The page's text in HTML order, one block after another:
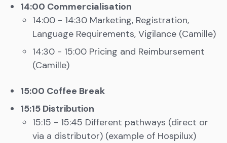
14:00 Commercialisation
14:00 - 14:30 Marketing, Registration,
Language Requirements, Vigilance (Camille)
14:30 - 15:00 Pricing and Reimbursement
(Camille)
15:00 Coffee Break
15:15 Distribution
15:15 - 15:45 Different pathways (direct or
via a distributor) (example of Hospilux)